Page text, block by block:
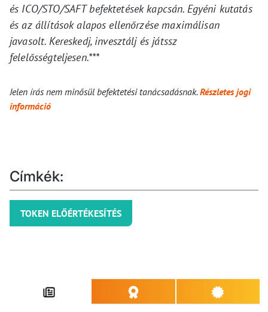
és ICO/STO/SAFT befektetések kapcsán. Egyéni kutatás
és az állítások alapos ellenőrzése maximálisan
javasolt. Kereskedj, invesztálj és játssz
felelősségteljesen.***
Jelen írás nem minősül befektetési tanácsadásnak.Részletes jogi
információ
Címkék:
TOKEN ELŐÉRTÉKESÍTÉS